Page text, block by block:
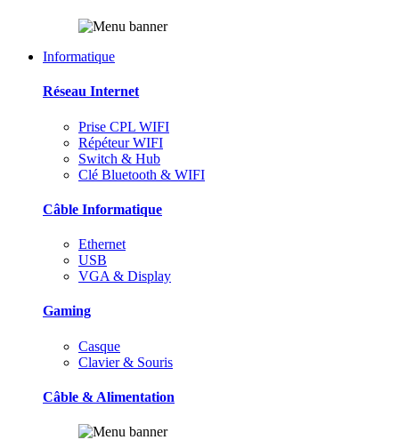
Informatique
Réseau Internet
Prise CPL WIFI
Répéteur WIFI
Switch & Hub
Clé Bluetooth & WIFI
Câble Informatique
Ethernet
USB
VGA & Display
Gaming
Casque
Clavier & Souris
Câble & Alimentation